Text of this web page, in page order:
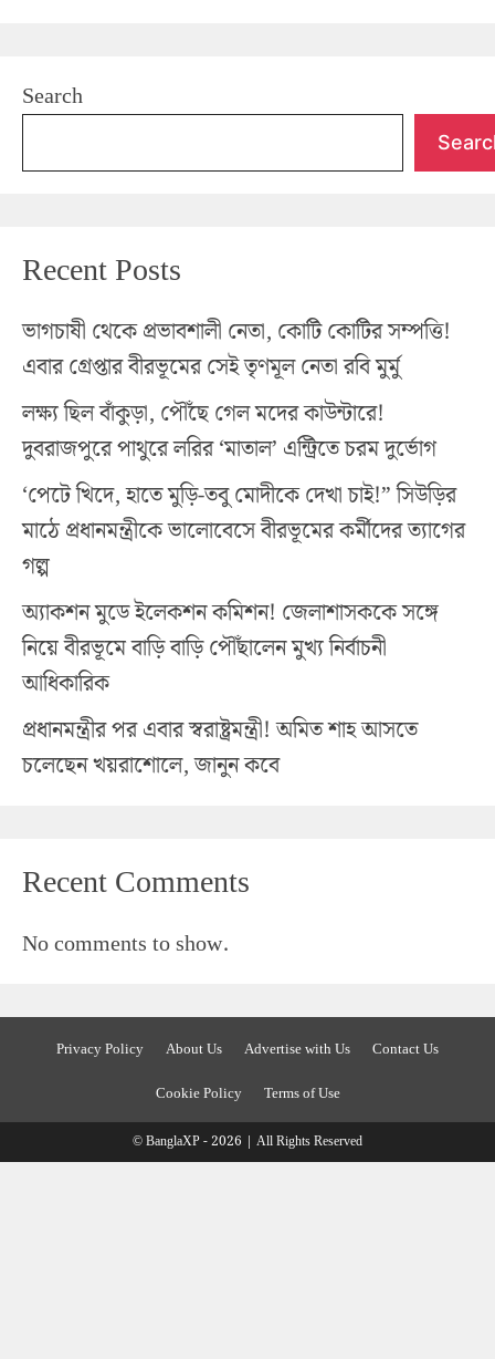
Search
Recent Posts
ভাগচাষী থেকে প্রভাবশালী নেতা, কোটি কোটির সম্পত্তি!
এবার গ্রেপ্তার বীরভূমের সেই তৃণমূল নেতা রবি মুর্মু
লক্ষ্য ছিল বাঁকুড়া, পৌঁছে গেল মদের কাউন্টারে!
দুবরাজপুরে পাথুরে লরির ‘মাতাল’ এন্ট্রিতে চরম দুর্ভোগ
‘পেটে খিদে, হাতে মুড়ি-তবু মোদীকে দেখা চাই!” সিউড়ির
মাঠে প্রধানমন্ত্রীকে ভালোবেসে বীরভূমের কর্মীদের ত্যাগের
গল্প
অ্যাকশন মুডে ইলেকশন কমিশন! জেলাশাসককে সঙ্গে
নিয়ে বীরভূমে বাড়ি বাড়ি পৌঁছালেন মুখ্য নির্বাচনী
আধিকারিক
প্রধানমন্ত্রীর পর এবার স্বরাষ্ট্রমন্ত্রী! অমিত শাহ আসতে
চলেছেন খয়রাশোলে, জানুন কবে
Recent Comments
No comments to show.
Privacy Policy About Us Advertise with Us
Contact Us
Cookie Policy
Terms of Use
© BanglaXP - 2026 | All Rights Reserved